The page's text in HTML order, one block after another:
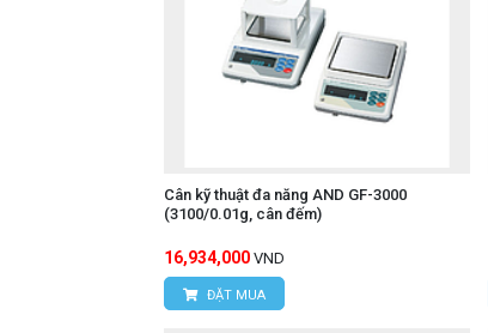
Cân kỹ thuật đa năng AND GF-3000
(3100/0.01g, cân đếm)
16,934,000 VND
ĐẶT MUA